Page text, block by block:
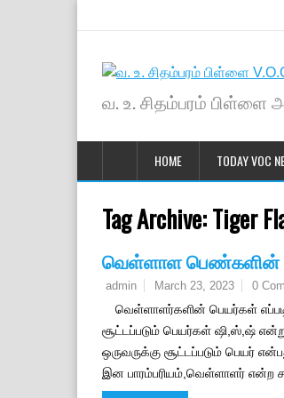
வ. உ. சிதம்பரம் பிள்ளை
HOME TODAY VOC
Tag Archive:Tiger
வெள்ளாள பெண்களின்
admin March 23, 2023 0
வெள்ளாளர்களின் பெயர்கள்
சூட்டப்படும் பெயர்கள் ஷி,ஸ்,ஷ்
ஒருவருக்கு சூட்டப்படும் பெயர்
இன பாரம்பரியம்,வெள்ளாளர் என்ற